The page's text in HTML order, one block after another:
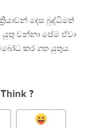
දෙස බුද්ධිමත්
වන්නා සේම ඒවා
කර ගත යුතුය.
?